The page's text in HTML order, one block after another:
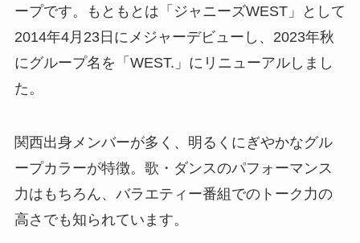
ープです。もともとは「ジャニーズWEST」として
2014年4月23日にメジャーデビューし、2023年秋
にグループ名を「WEST.」にリニューアルしまし
た。
関西出身メンバーが多く、明るくにぎやかなグル
ープカラーが特徴。歌・ダンスのパフォーマンス
力はもちろん、バラエティー番組でのトーク力の
高さでも知られています。